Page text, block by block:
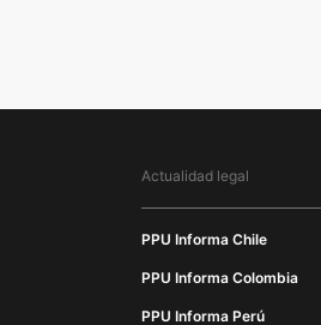
Actualidad legal
PPU Informa Chile
PPU Informa Colombia
PPU Informa Perú